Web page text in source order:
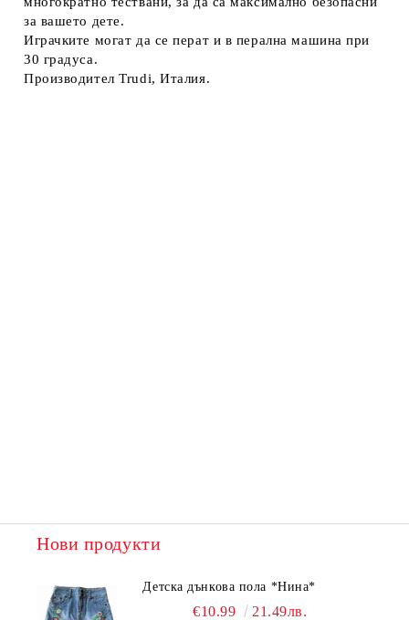
за вашето дете.
Играчките могат да се перат и в перална машина при
30 градуса.
Производител Trudi, Италия.
Нови продукти
Детска дънкова пола *Нина*
€10.99 21.49лв.